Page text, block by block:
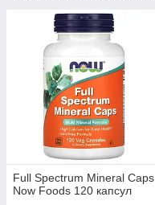
Full Spectrum Mineral Caps
Now Foods 120 капсул